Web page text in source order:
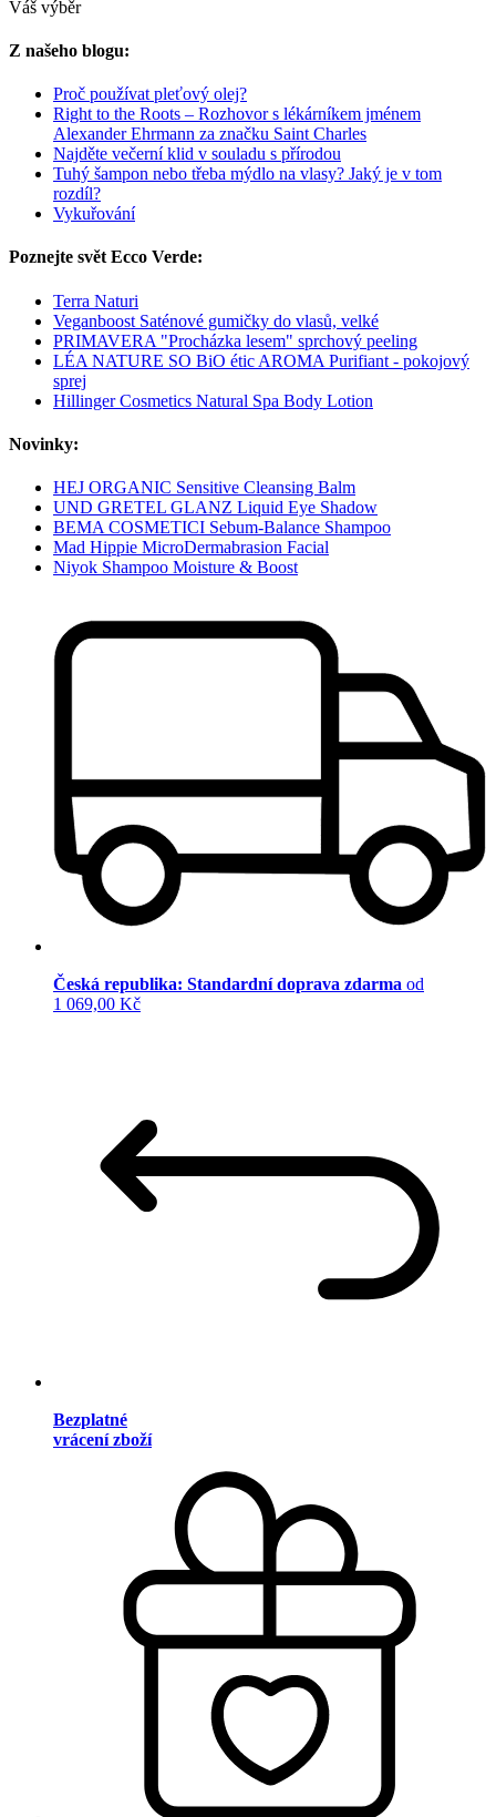
Váš výběr
Z našeho blogu:
Proč používat pleťový olej?
Right to the Roots – Rozhovor s lékárníkem jménem
Alexander Ehrmann za značku Saint Charles
Najděte večerní klid v souladu s přírodou
Tuhý šampon nebo třeba mýdlo na vlasy? Jaký je v tom
rozdíl?
Vykuřování
Poznejte svět Ecco Verde:
Terra Naturi
Veganboost Saténové gumičky do vlasů, velké
PRIMAVERA "Procházka lesem" sprchový peeling
LÉA NATURE SO BiO étic AROMA Purifiant - pokojový
sprej
Hillinger Cosmetics Natural Spa Body Lotion
Novinky:
HEJ ORGANIC Sensitive Cleansing Balm
UND GRETEL GLANZ Liquid Eye Shadow
BEMA COSMETICI Sebum-Balance Shampoo
Mad Hippie MicroDermabrasion Facial
Niyok Shampoo Moisture & Boost
Česká republika: Standardní doprava zdarma od
1 069,00 Kč
Bezplatné
vrácení zboží